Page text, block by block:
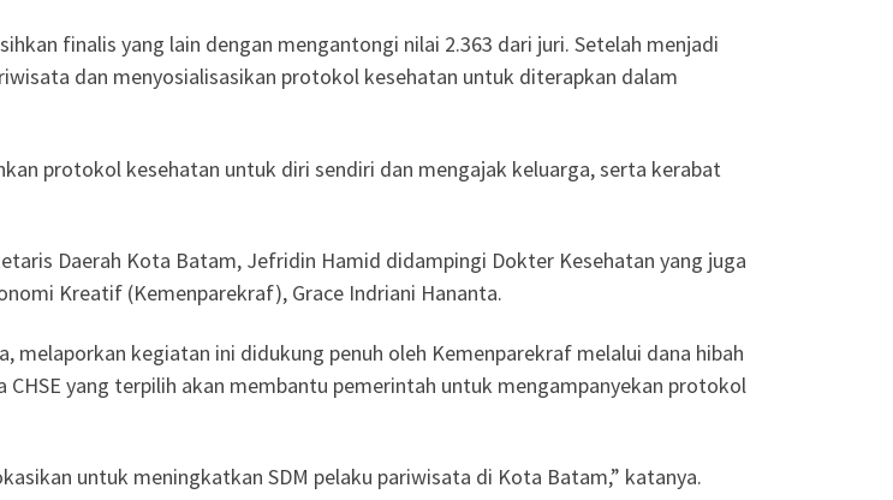
finalis yang lain dengan mengantongi nilai 2.363 dari juri. Setelah menjadi
dan menyosialisasikan protokol kesehatan untuk diterapkan dalam
protokol kesehatan untuk diri sendiri dan mengajak keluarga, serta kerabat
Daerah Kota Batam, Jefridin Hamid didampingi Dokter Kesehatan yang juga
Kreatif (Kemenparekraf), Grace Indriani Hananta.
melaporkan kegiatan ini didukung penuh oleh Kemenparekraf melalui dana hibah
yang terpilih akan membantu pemerintah untuk mengampanyekan protokol
untuk meningkatkan SDM pelaku pariwisata di Kota Batam,” katanya.